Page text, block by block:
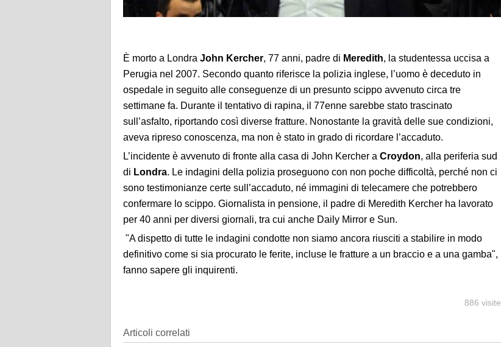
È morto a Londra John Kercher, 77 anni, padre di Meredith, la studentessa uccisa a
Perugia nel 2007. Secondo quanto riferisce la polizia inglese, l’uomo è deceduto in
ospedale in seguito alle conseguenze di un presunto scippo avvenuto circa tre
settimane fa. Durante il tentativo di rapina, il 77enne sarebbe stato trascinato
sull’asfalto, riportando così diverse fratture. Nonostante la gravità delle sue condizioni,
aveva ripreso conoscenza, ma non è stato in grado di ricordare l’accaduto.
L’incidente è avvenuto di fronte alla casa di John Kercher a Croydon, alla periferia sud
di Londra. Le indagini della polizia proseguono con non poche difficoltà, perché non ci
sono testimonianze certe sull’accaduto, né immagini di telecamere che potrebbero
confermare lo scippo. Giornalista in pensione, il padre di Meredith Kercher ha lavorato
per 40 anni per diversi giornali, tra cui anche Daily Mirror e Sun.
"A dispetto di tutte le indagini condotte non siamo ancora riusciti a stabilire in modo
definitivo come si sia procurato le ferite, incluse le fratture a un braccio e a una gamba",
fanno sapere gli inquirenti.
886 visite
Articoli correlati